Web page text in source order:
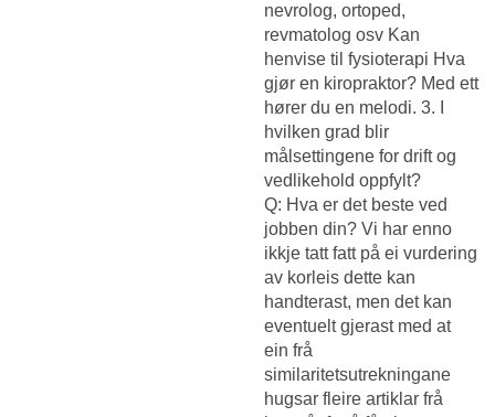
nevrolog, ortoped,
revmatolog osv Kan
henvise til fysioterapi Hva
gjør en kiropraktor? Med ett
hører du en melodi. 3. I
hvilken grad blir
målsettingene for drift og
vedlikehold oppfylt?
Q: Hva er det beste ved
jobben din? Vi har enno
ikkje tatt fatt på ei vurdering
av korleis dette kan
handterast, men det kan
eventuelt gjerast med at
ein frå
similaritetsutrekningane
hugsar fleire artiklar frå